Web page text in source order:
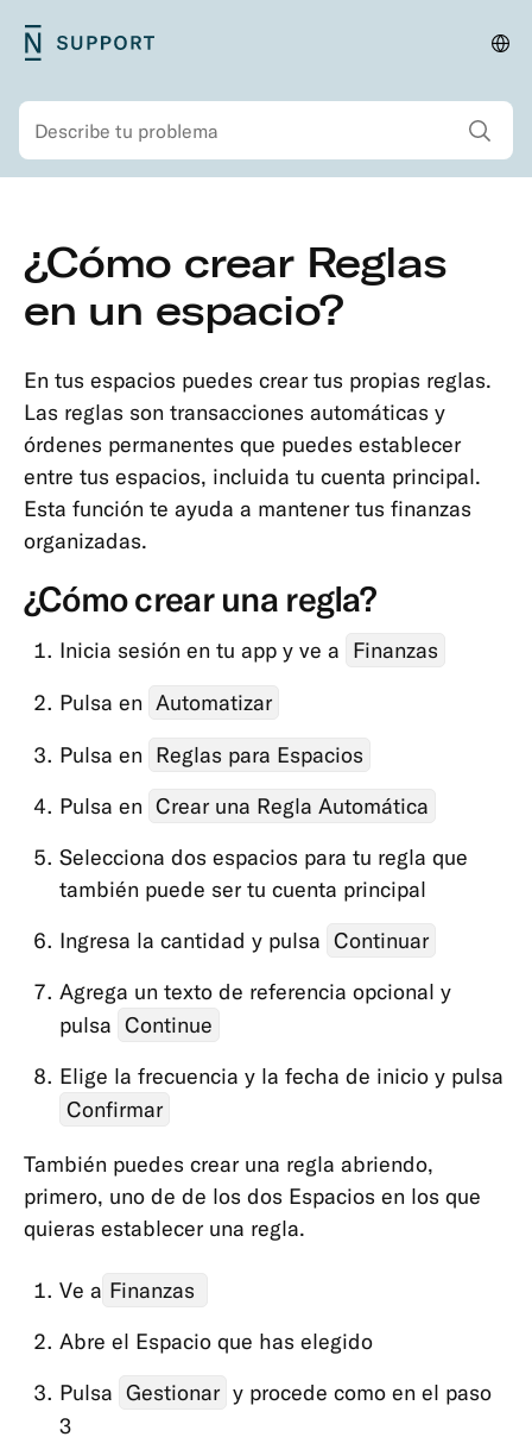
Menú
Saltar
al
contenido
principal
Buscar
Mostrar
secundario
al
contenido
principal
Seguridad
Cuenta
información
personal
Tipos
de
cuenta
y
Tarjetas
Pagos,
transferencias
retiradas
App
herramientas
app
Cash26
Contacta
N26
Wallet
digitales
Invita
a
amigo
de
Ahorro
¿Cómo crear Reglas
en un espacio?
En tus espacios puedes crear tus propias reglas.
Las reglas son transacciones automáticas y
órdenes permanentes que puedes establecer
entre tus espacios, incluida tu cuenta principal.
Esta función te ayuda a mantener tus finanzas
organizadas.
¿Cómo crear una regla?
Inicia sesión en tu app y ve a Finanzas
Pulsa en Automatizar
Pulsa en Reglas para Espacios
Pulsa en Crear una Regla Automática
Selecciona dos espacios para tu regla que
también puede ser tu cuenta principal
Ingresa la cantidad y pulsa Continuar
Agrega un texto de referencia opcional y
pulsa Continue
Elige la frecuencia y la fecha de inicio y pulsa
Confirmar
También puedes crear una regla abriendo,
primero, uno de de los dos Espacios en los que
quieras establecer una regla.
Ve a Finanzas
Abre el Espacio que has elegido
Pulsa Gestionar y procede como en el paso
3